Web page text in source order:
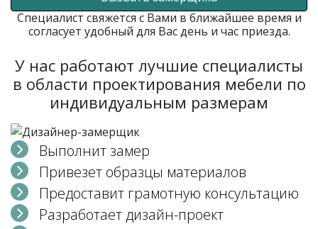
Специалист свяжется с Вами в ближайшее время и
согласует удобный для Вас день и час приезда.
У нас работают лучшие специалисты
в области проектирования мебели по
индивидуальным размерам
Выполнит замер
Привезет образцы материалов
Предоставит грамотную консультацию
Разработает дизайн-проект